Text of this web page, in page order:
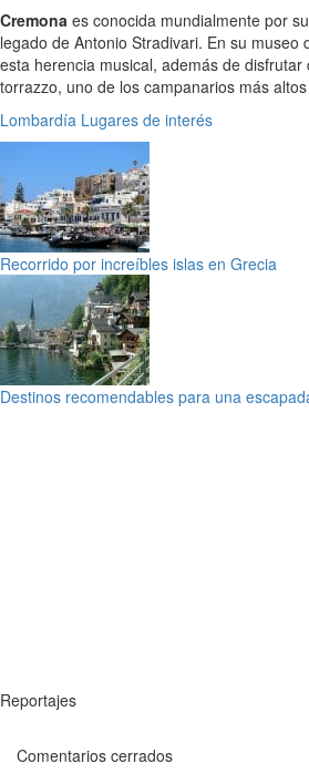
Cremona es conocida mundialmente por
legado de Antonio Stradivari. En su museo
esta herencia musical, además de disfrutar
torrazzo, uno de los campanarios más
Lombardía Lugares de interés
Recorrido por increíbles islas en Grecia
Destinos recomendables para una
Reportajes
Comentarios cerrados